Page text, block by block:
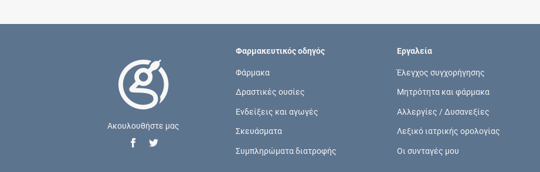
Ακουλουθήστε μας
Φαρμακευτικός οδηγός
Φάρμακα
Δραστικές ουσίες
Ενδείξεις και αγωγές
Σκευάσματα
Συμπληρώματα διατροφής
Εργαλεία
Έλεγχος συγχορήγησης
Μητρότητα και φάρμακα
Αλλεργίες / Δυσανεξίες
Λεξικό ιατρικής ορολογίας
Οι συνταγές μου